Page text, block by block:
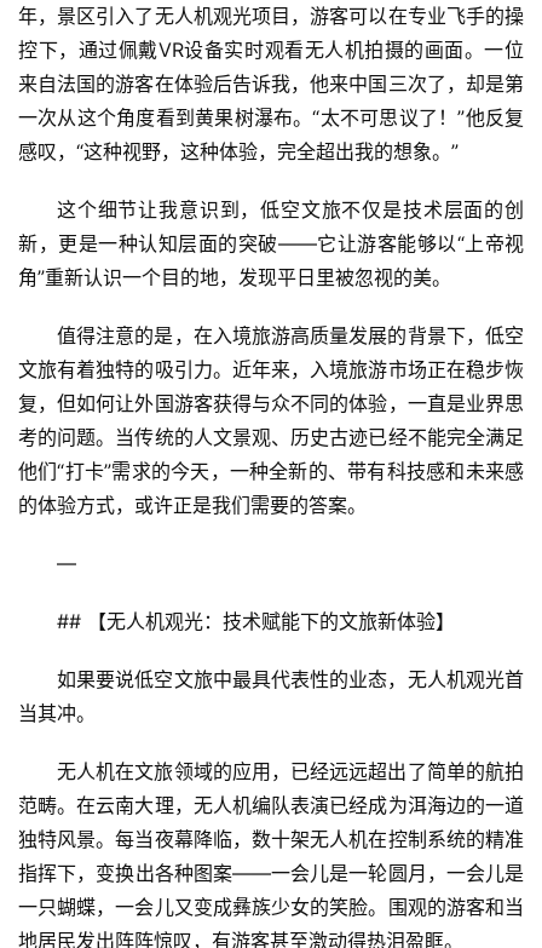
年，景区引入了无人机观光项目，游客可以在专业飞手的操
控下，通过佩戴VR设备实时观看无人机拍摄的画面。一位
来自法国的游客在体验后告诉我，他来中国三次了，却是第
一次从这个角度看到黄果树瀑布。“太不可思议了！”他反复
感叹，“这种视野，这种体验，完全超出我的想象。”
这个细节让我意识到，低空文旅不仅是技术层面的创
新，更是一种认知层面的突破——它让游客能够以“上帝视
角”重新认识一个目的地，发现平日里被忽视的美。
值得注意的是，在入境旅游高质量发展的背景下，低空
文旅有着独特的吸引力。近年来，入境旅游市场正在稳步恢
复，但如何让外国游客获得与众不同的体验，一直是业界思
考的问题。当传统的人文景观、历史古迹已经不能完全满足
他们“打卡”需求的今天，一种全新的、带有科技感和未来感
的体验方式，或许正是我们需要的答案。
—
## 【无人机观光：技术赋能下的文旅新体验】
如果要说低空文旅中最具代表性的业态，无人机观光首
当其冲。
无人机在文旅领域的应用，已经远远超出了简单的航拍
范畴。在云南大理，无人机编队表演已经成为洱海边的一道
独特风景。每当夜幕降临，数十架无人机在控制系统的精准
指挥下，变换出各种图案——一会儿是一轮圆月，一会儿是
一只蝴蝶，一会儿又变成彝族少女的笑脸。围观的游客和当
地居民发出阵阵惊叹，有游客甚至激动得热泪盈眶。